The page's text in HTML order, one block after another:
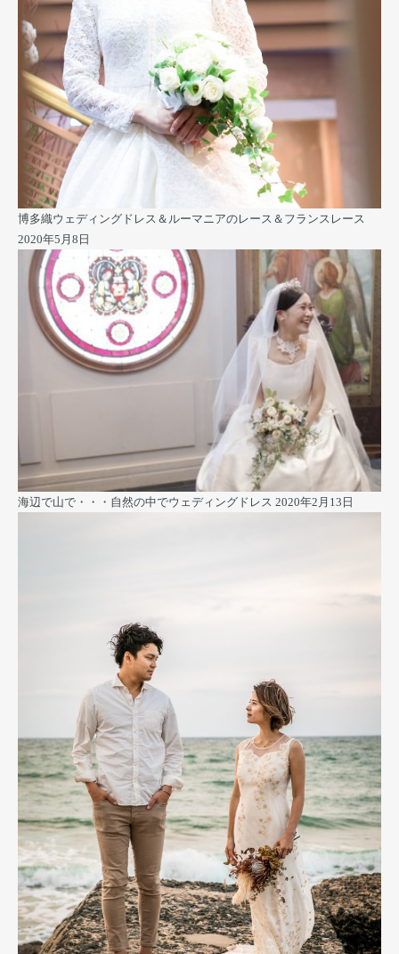
博多織ウェディングドレス＆ルーマニアのレース＆フランスレース
2020年5月8日
海辺で山で・・・自然の中でウェディングドレス 2020年2月13日